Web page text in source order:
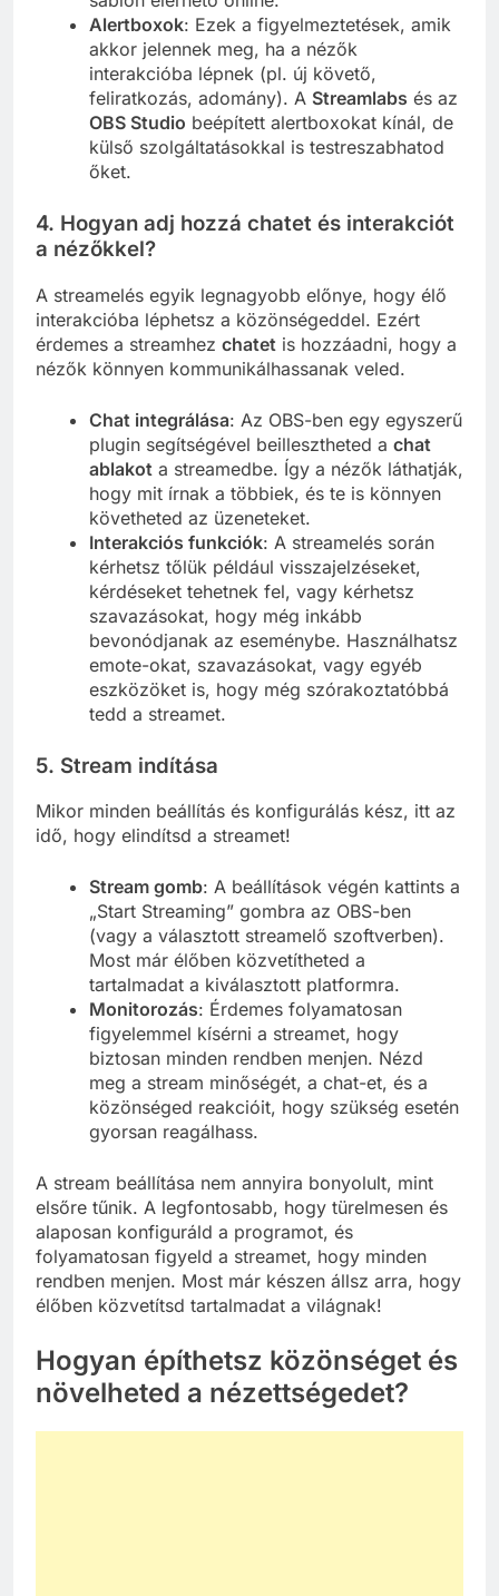
Alertboxok: Ezek a figyelmeztetések, amik
akkor jelennek meg, ha a nézők
interakcióba lépnek (pl. új követő,
feliratkozás, adomány). A Streamlabs és az
OBS Studio beépített alertboxokat kínál, de
külső szolgáltatásokkal is testreszabhatod
őket.
4. Hogyan adj hozzá chatet és interakciót
a nézőkkel?
A streamelés egyik legnagyobb előnye, hogy élő
interakcióba léphetsz a közönségeddel. Ezért
érdemes a streamhez chatet is hozzáadni, hogy a
nézők könnyen kommunikálhassanak veled.
Chat integrálása: Az OBS-ben egy egyszerű
plugin segítségével beillesztheted a chat
ablakot a streamedbe. Így a nézők láthatják,
hogy mit írnak a többiek, és te is könnyen
követheted az üzeneteket.
Interakciós funkciók: A streamelés során
kérhetsz tőlük például visszajelzéseket,
kérdéseket tehetnek fel, vagy kérhetsz
szavazásokat, hogy még inkább
bevonódjanak az eseménybe. Használhatsz
emote-okat, szavazásokat, vagy egyéb
eszközöket is, hogy még szórakoztatóbbá
tedd a streamet.
5. Stream indítása
Mikor minden beállítás és konfigurálás kész, itt az
idő, hogy elindítsd a streamet!
Stream gomb: A beállítások végén kattints a
„Start Streaming” gombra az OBS-ben
(vagy a választott streamelő szoftverben).
Most már élőben közvetítheted a
tartalmadat a kiválasztott platformra.
Monitorozás: Érdemes folyamatosan
figyelemmel kísérni a streamet, hogy
biztosan minden rendben menjen. Nézd
meg a stream minőségét, a chat-et, és a
közönséged reakcióit, hogy szükség esetén
gyorsan reagálhass.
A stream beállítása nem annyira bonyolult, mint
elsőre tűnik. A legfontosabb, hogy türelmesen és
alaposan konfiguráld a programot, és
folyamatosan figyeld a streamet, hogy minden
rendben menjen. Most már készen állsz arra, hogy
élőben közvetítsd tartalmadat a világnak!
Hogyan építhetsz közönséget és
növelheted a nézettségedet?